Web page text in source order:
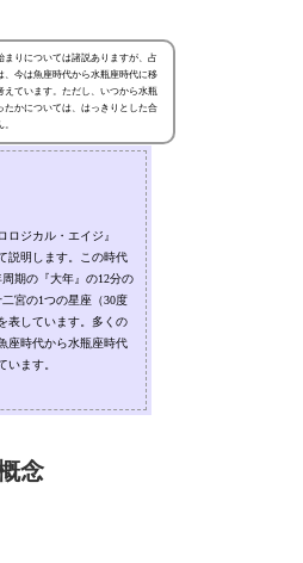
まりについては諸説ありますが、占
、今は魚座時代から水瓶座時代に移
えています。ただし、いつから水瓶
たかについては、はっきりとした合
ロジカル・エイジ』
説明します。この時代
期の『大年』の12分の
宮の1つの星座（30度
表しています。多くの
座時代から水瓶座時代
います。
念